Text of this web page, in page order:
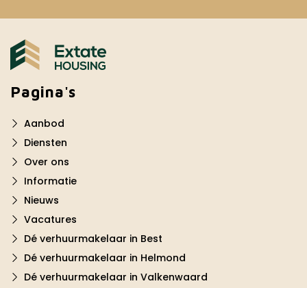
Pagina's
Aanbod
Diensten
Over ons
Informatie
Nieuws
Vacatures
Dé verhuurmakelaar in Best
Dé verhuurmakelaar in Helmond
Dé verhuurmakelaar in Valkenwaard